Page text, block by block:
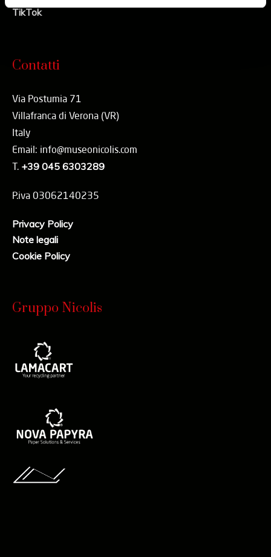
TikTok
Contatti
Via Postumia 71
Villafranca di Verona (VR)
Italy
Email: info@museonicolis.com
T. +39 045 6303289
P.iva 03062140235
Privacy Policy
Note legali
Cookie Policy
Gruppo Nicolis